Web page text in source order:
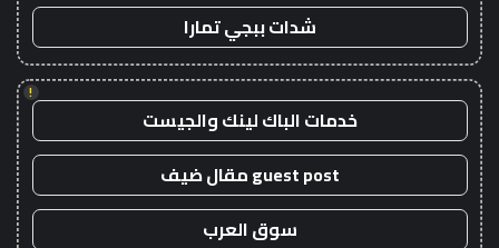
شدات ببجي تمارا
!
خدمات الباك لينك والجيست
guest post مقال ضيف
سوق العرب